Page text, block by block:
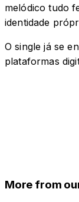
melódico tudo
identidade
O single já se
plataformas
More from